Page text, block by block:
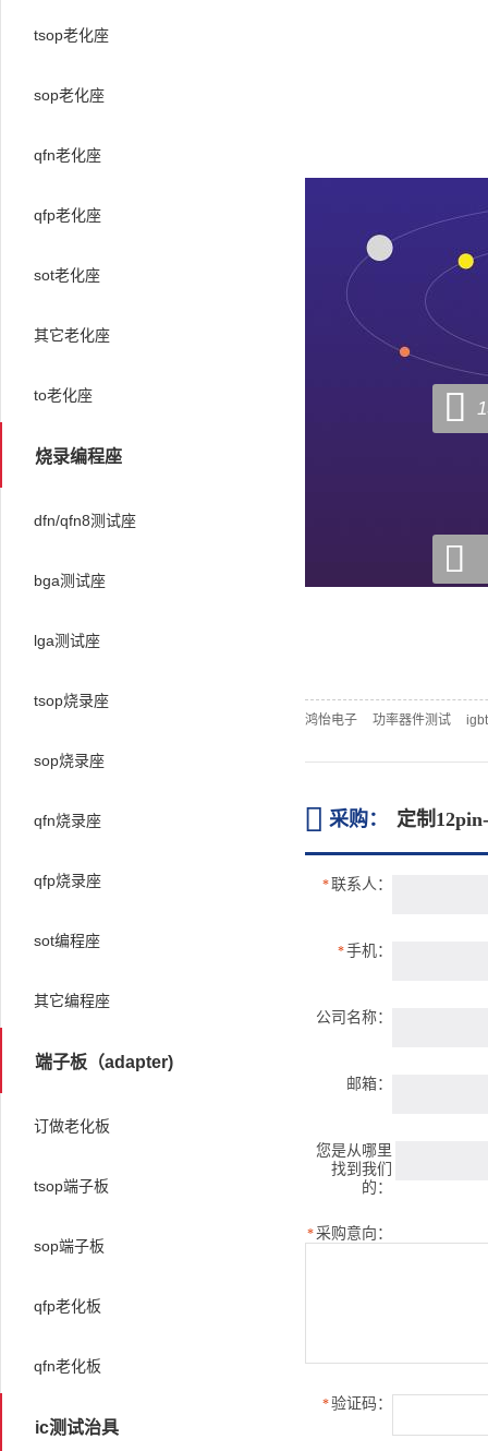
鸿怡电子 功率器件测试
 采购： 定制
*联系人：
*手机：
公司名称：
邮箱：
您是从哪里
找到我们
的：
*采购意向：
*验证码：
tsop老化座
sop老化座
qfn老化座
qfp老化座
sot老化座
其它老化座
to老化座
烧录编程座
dfn/qfn8测试座
bga测试座
lga测试座
tsop烧录座
sop烧录座
qfn烧录座
qfp烧录座
sot编程座
其它编程座
端子板（adapter)
订做老化板
tsop端子板
sop端子板
qfp老化板
qfn老化板
ic测试治具

